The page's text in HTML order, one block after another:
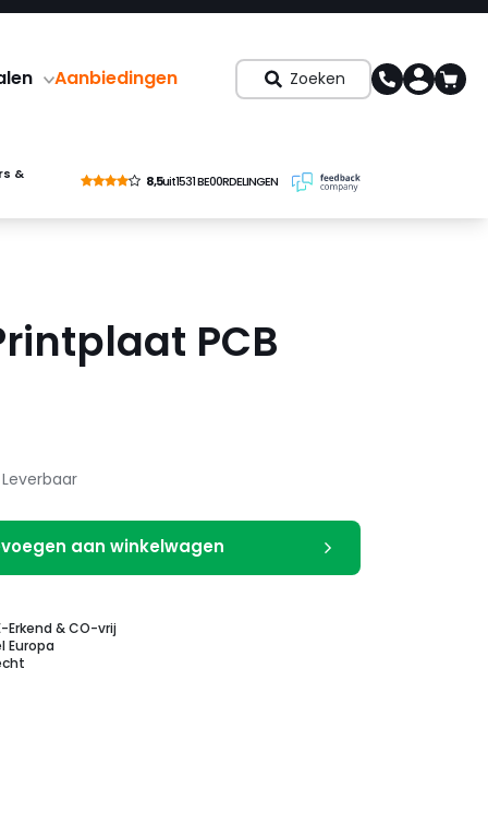
Aanbiedingen Zoeken
&
8,5uit1531 BE00RDELINGEN
PCB
Leverbaar
aan winkelwagen
Erkend & CO-vrij
Europa